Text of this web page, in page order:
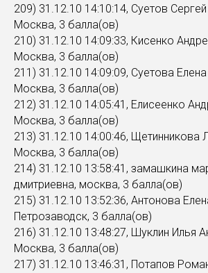
209) 31.12.10 14:10:14, Суетов
Москва, 3 балла(ов)
210) 31.12.10 14:09:33, Кисенко
Москва, 3 балла(ов)
211) 31.12.10 14:09:09, Суетова
Москва, 3 балла(ов)
212) 31.12.10 14:05:41, Елисеенко
Москва, 3 балла(ов)
213) 31.12.10 14:00:46, Щетинникова
Москва, 3 балла(ов)
214) 31.12.10 13:58:41, замашкина
дмитриевна, москва, 3 балла(ов)
215) 31.12.10 13:52:36, Антонова
Петрозаводск, 3 балла(ов)
216) 31.12.10 13:48:27, Шуклин Илья
Москва, 3 балла(ов)
217) 31.12.10 13:46:31, Потапов